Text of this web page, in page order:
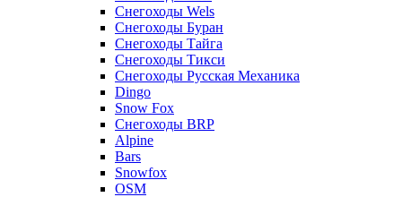
Снегоходы Wels
Снегоходы Буран
Снегоходы Тайга
Снегоходы Тикси
Снегоходы Русская Механика
Dingo
Snow Fox
Снегоходы BRP
Alpine
Bars
Snowfox
OSM